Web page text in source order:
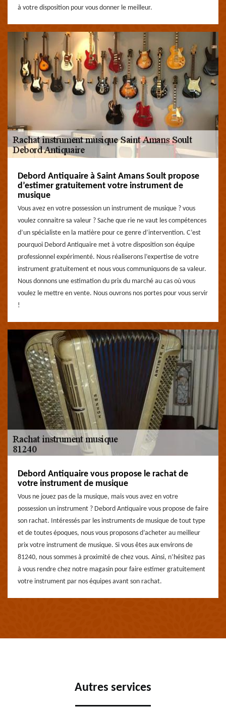
à votre disposition pour vous donner le meilleur.
Debord Antiquaire à Saint Amans Soult propose
d’estimer gratuitement votre instrument de
musique
Vous avez en votre possession un instrument de musique ? vous
voulez connaitre sa valeur ? Sache que rie ne vaut les compétences
d’un spécialiste en la matière pour ce genre d’intervention. C’est
pourquoi Debord Antiquaire met à votre disposition son équipe
professionnel expérimenté. Nous réaliserons l’expertise de votre
instrument gratuitement et nous vous communiquons de sa valeur.
Nous donnons une estimation du prix du marché au cas où vous
voulez le mettre en vente. Nous ouvrons nos portes pour vous servir
!
Debord Antiquaire vous propose le rachat de
votre instrument de musique
Vous ne jouez pas de la musique, mais vous avez en votre
possession un instrument ? Debord Antiquaire vous propose de faire
son rachat. Intéressés par les instruments de musique de tout type
et de toutes époques, nous vous proposons d’acheter au meilleur
prix votre instrument de musique. Si vous êtes aux environs de
81240, nous sommes à proximité de chez vous. Ainsi, n’hésitez pas
à vous rendre chez notre magasin pour faire estimer gratuitement
votre instrument par nos équipes avant son rachat.
Autres services